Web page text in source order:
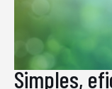
Simples,